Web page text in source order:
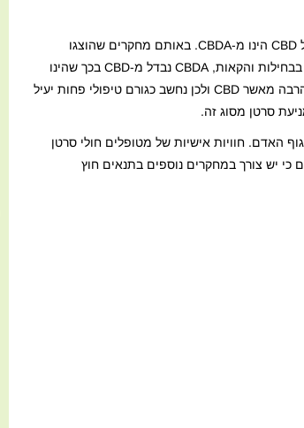
כשמסתכלים על התוצאות של ניסויים אלו ניתן לראות דמיון פעולה מסויים בין CBDA ל-CBD שכן מקורו של CBD הינו מ-CBDA. באותם מחקרים שהוצגו
במאמר זה, נעשה שימוש גם במולקולת CBD כביקורת, שכן CBD הינה מולקולה אשר נחקרה היטב. בטיפול בבחילות והקאות, CBDA נבדל מ-CBD בכך שהינו
מסמן את הקולטן CB1. כמו כן, בהקשר של בלימת התפשטות סרטן השד, CBDA הראה התנגדות נמוכה בהרבה מאשר CBD ולכן נחשב כגורם טיפולי פחות יעיל
האדם. חוויות אישיות של מטופלים חולי סרטן
כי יש צורך במחקרים נוספים בתנאים חוץ